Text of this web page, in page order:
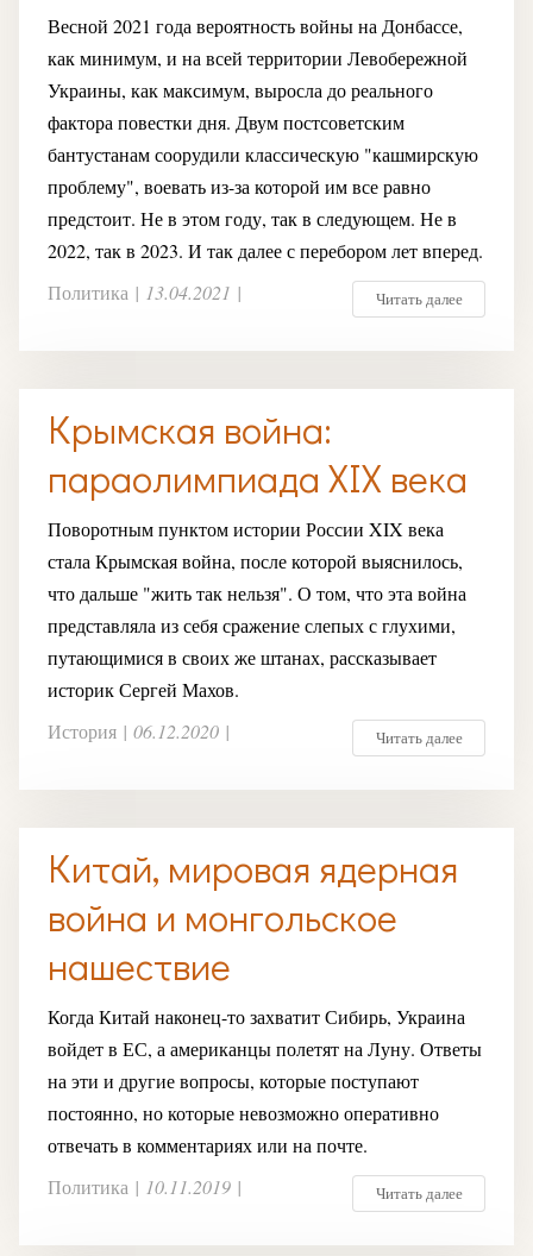
Весной 2021 года вероятность войны на Донбассе,
как минимум, и на всей территории Левобережной
Украины, как максимум, выросла до реального
фактора повестки дня. Двум постсоветским
бантустанам соорудили классическую "кашмирскую
проблему", воевать из-за которой им все равно
предстоит. Не в этом году, так в следующем. Не в
2022, так в 2023. И так далее с перебором лет вперед.
Читать далее
Политика | 13.04.2021 |
Крымская война:
параолимпиада XIX века
Поворотным пунктом истории России XIX века
стала Крымская война, после которой выяснилось,
что дальше "жить так нельзя". О том, что эта война
представляла из себя сражение слепых с глухими,
путающимися в своих же штанах, рассказывает
историк Сергей Махов.
Читать далее
История | 06.12.2020 |
Китай, мировая ядерная
война и монгольское
нашествие
Когда Китай наконец-то захватит Сибирь, Украина
войдет в ЕС, а американцы полетят на Луну. Ответы
на эти и другие вопросы, которые поступают
постоянно, но которые невозможно оперативно
отвечать в комментариях или на почте.
Читать далее
Политика | 10.11.2019 |